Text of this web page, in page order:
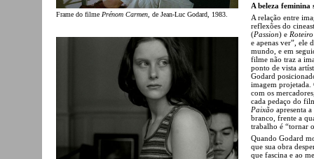
Frame do filme Prénom Carmen , de Jean-Luc Godard, 1983.
A beleza feminina
A relação entre
reflexões do
(Passion) e
e apenas ver”, ele
mundo, e em
filme não traz a
ponto de vista
Godard
imagem projetada.
com os
cada pedaço do
Paixão apresenta
branco, frente a
trabalho é “tornar
Quando Godard
que sua obra
que fascina e ao